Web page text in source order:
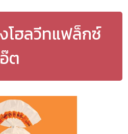
โฮลวีทแฟล็กซ์
ต